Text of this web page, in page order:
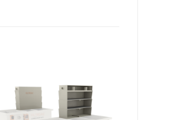
Toevoegen
aan
verlanglijst